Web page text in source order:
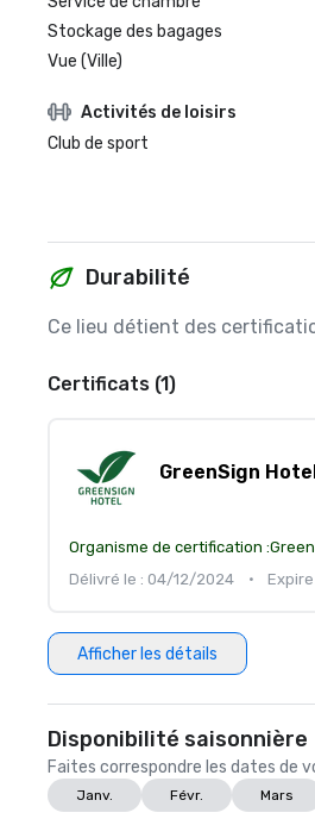
Stockage des bagages
Vue (Ville)
Activités de loisirs
Club de sport
Durabilité
Ce lieu détient des
Certificats (1)
GreenSign
Organisme de certification :
Délivré le : 04/12/2024
•
Afficher les détails
Disponibilité saisonnière
Faites correspondre les dates de
Janv. Févr. Mars